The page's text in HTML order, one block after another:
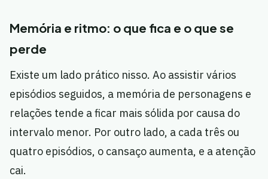
Memória e ritmo: o que fica e o que se
perde
Existe um lado prático nisso. Ao assistir vários
episódios seguidos, a memória de personagens e
relações tende a ficar mais sólida por causa do
intervalo menor. Por outro lado, a cada três ou
quatro episódios, o cansaço aumenta, e a atenção
cai.